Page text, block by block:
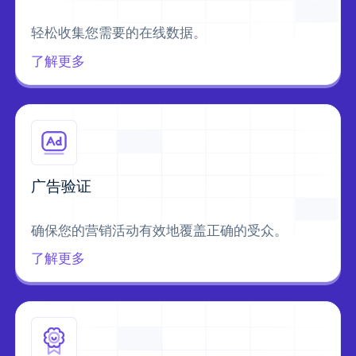
轻松收集您需要的在线数据。
了解更多
广告验证
确保您的营销活动有效地覆盖正确的受众。
了解更多